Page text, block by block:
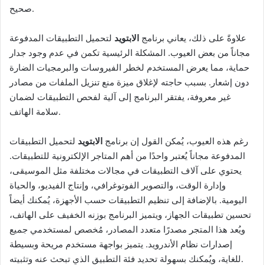
صحيح.
علاوةً على ذلك، يعاني برنامج الابتويد لتحميل التطبيقات المدفوعة
مجاناً من بعض العيوب. المشكلة الرئيسية تكمن في عدم وجود جدار
حماية، مما يعرض المستخدم لخطر الفيروسات والبرمجيات الضارة
دون إشعار. بسبب حاجته لإغلاق ميزة منع تنزيل الملفات من مصادر
غير معروفة، يفتقر البرنامج إلى آلية لفحص التطبيقات لضمان
سلامة الهاتف.
رغم هذه العيوب، يُمكن القول إن برنامج الابتويد لتحميل التطبيقات
المدفوعة مجاناً يُعتبر واحدًا من أهم المتاجر الإلكترونية للتطبيقات.
يحتوي على آلاف التطبيقات في مجالات مختلفة مثل الموسيقى،
وإدارة الوقت، والتصوير الفوتوغرافي، وإنتاج الفيديو، والحياة
اليومية. بالإضافة إلى تنظيم التطبيقات حسب الأجهزة، يُمكنك أيضاً
تحسين تطبيقات الجهاز، ويتميز البرنامج بوزنه الخفيف على الهاتف،
ويُعد هذا المتجر مصدرًا متعدد المصادر، مُخصص لمستخدمي جميع
إصدارات نظام الأندرويد. يتميز بواجهة مستخدم مريحة وبسيطة
للغاية، ويُمكنك بسهولة تحديد فئة التطبيق الذي تبحث عنه وتثبيته.